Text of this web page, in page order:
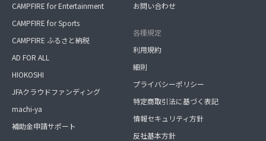
CAMPFIRE for Entertainment
CAMPFIRE for Sports
CAMPFIRE ふるさと納税
AD FOR ALL
HIOKOSHI
JFAクラウドファンディング
machi-ya
補助金申請サポート
お問い合わせ
各種規定
利用規約
細則
プライバシーポリシー
特定商取引法に基づく表記
情報セキュリティ方針
反社基本方針